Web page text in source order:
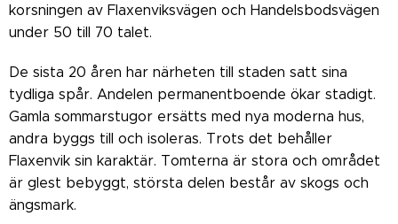
korsningen av Flaxenviksvägen och Handelsbodsvägen
under 50 till 70 talet.
De sista 20 åren har närheten till staden satt sina
tydliga spår. Andelen permanentboende ökar stadigt.
Gamla sommarstugor ersätts med nya moderna hus,
andra byggs till och isoleras. Trots det behåller
Flaxenvik sin karaktär. Tomterna är stora och området
är glest bebyggt, största delen består av skogs och
ängsmark.